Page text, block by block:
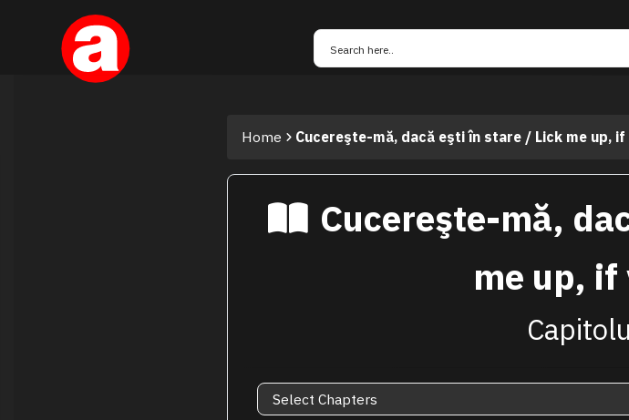
Home Cucereşte-mă, dacă eşti în stare / Lick me up, if
Cucereşte-mă,
me up, if